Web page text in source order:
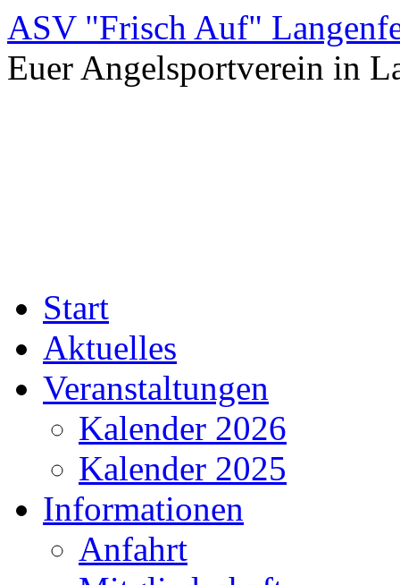
Zum
Inhalt
springen
ASV "Frisch Auf"
Euer Angelsportverein in
Veranstaltungen
Kalender 2026
Kalender 2025
Informationen
Anfahrt
Mitgliedschaft
Mitgliedsbeitrag